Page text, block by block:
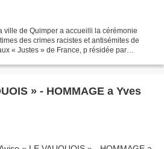
ville de Quimper a accueilli la cérémonie
des crimes racistes et antisémites de
« Justes » de France, p résidée par